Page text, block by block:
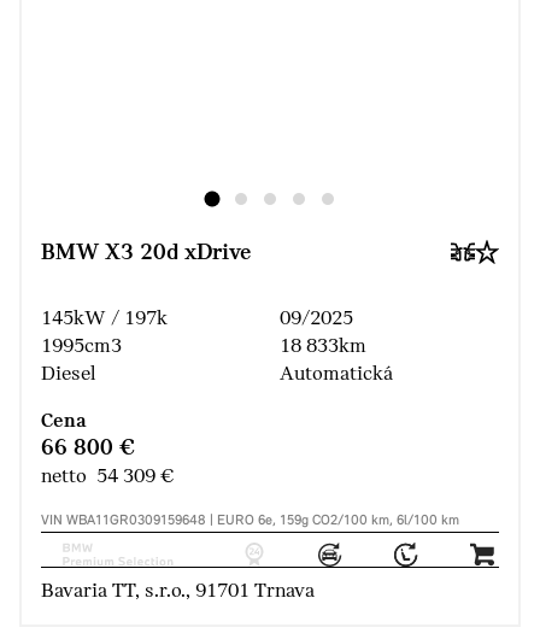
BMW X3 20d xDrive
145kW / 197k
1995cm3
Diesel
09/2025
18 833km
Automatická
Cena
66 800 €
netto 54 309 €
VIN WBA11GR0309159648 | EURO 6e, 159g CO2/100 km, 6l/100 km
Bavaria TT, s.r.o., 91701 Trnava